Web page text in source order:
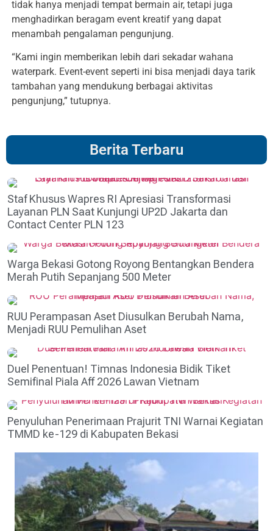
tidak hanya menjadi tempat bermain air, tetapi juga
menghadirkan beragam event kreatif yang dapat
menambah pengalaman pengunjung.
“Kami ingin memberikan lebih dari sekadar wahana
waterpark. Event-event seperti ini bisa menjadi daya tarik
tambahan yang mendukung berbagai aktivitas
pengunjung,” tutupnya.
Berita Terbaru
Staf Khusus Wapres RI Apresiasi Transformasi
Layanan PLN Saat Kunjungi UP2D Jakarta dan
Contact Center PLN 123
Warga Bekasi Gotong Royong Bentangkan Bendera
Merah Putih Sepanjang 500 Meter
RUU Perampasan Aset Diusulkan Berubah Nama,
Menjadi RUU Pemulihan Aset
Duel Penentuan! Timnas Indonesia Bidik Tiket
Semifinal Piala Aff 2026 Lawan Vietnam
Penyuluhan Penerimaan Prajurit TNI Warnai Kegiatan
TMMD ke-129 di Kabupaten Bekasi